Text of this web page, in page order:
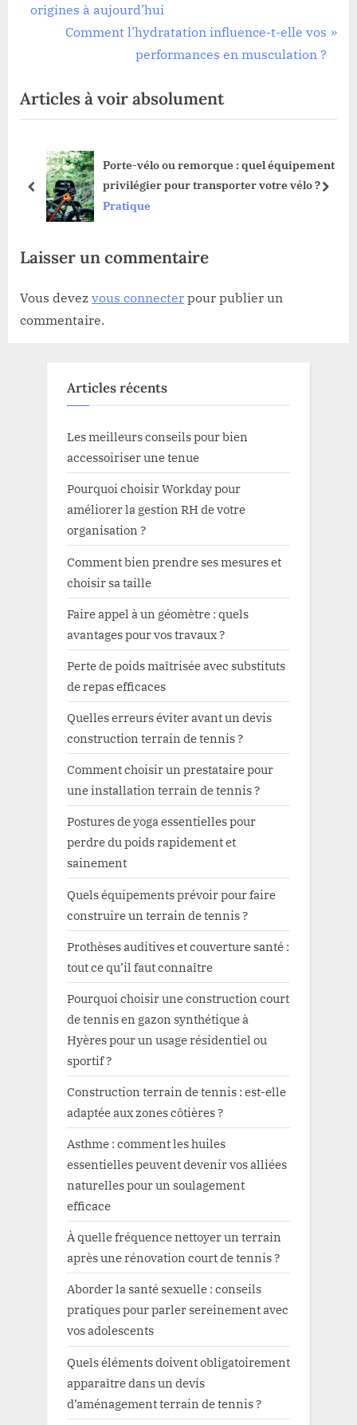
r
o
u
o
:
origines à aujourd’hui
N
t
P
s
t
:
Comment l’hydratation influence-t-elle vos
performances en musculation ?
Articles à voir absolument
Convertir son diesel en hybride :
et étapes
Pratique
prev next
Laisser un commentaire
Vous devez vous connecter pour publier un
commentaire.
Articles récents
Les meilleurs conseils pour bien
accessoiriser une tenue
Pourquoi choisir Workday pour
améliorer la gestion RH de votre
organisation ?
Comment bien prendre ses mesures et
choisir sa taille
Faire appel à un géomètre : quels
avantages pour vos travaux ?
Perte de poids maîtrisée avec substituts
de repas efficaces
Quelles erreurs éviter avant un devis
construction terrain de tennis ?
Comment choisir un prestataire pour
une installation terrain de tennis ?
Postures de yoga essentielles pour
perdre du poids rapidement et
sainement
Quels équipements prévoir pour faire
construire un terrain de tennis ?
Prothèses auditives et couverture santé :
tout ce qu’il faut connaître
Pourquoi choisir une construction court
de tennis en gazon synthétique à
Hyères pour un usage résidentiel ou
sportif ?
Construction terrain de tennis : est-elle
adaptée aux zones côtières ?
Asthme : comment les huiles
essentielles peuvent devenir vos alliées
naturelles pour un soulagement
efficace
À quelle fréquence nettoyer un terrain
après une rénovation court de tennis ?
Aborder la santé sexuelle : conseils
pratiques pour parler sereinement avec
vos adolescents
Quels éléments doivent obligatoirement
apparaître dans un devis
d’aménagement terrain de tennis ?